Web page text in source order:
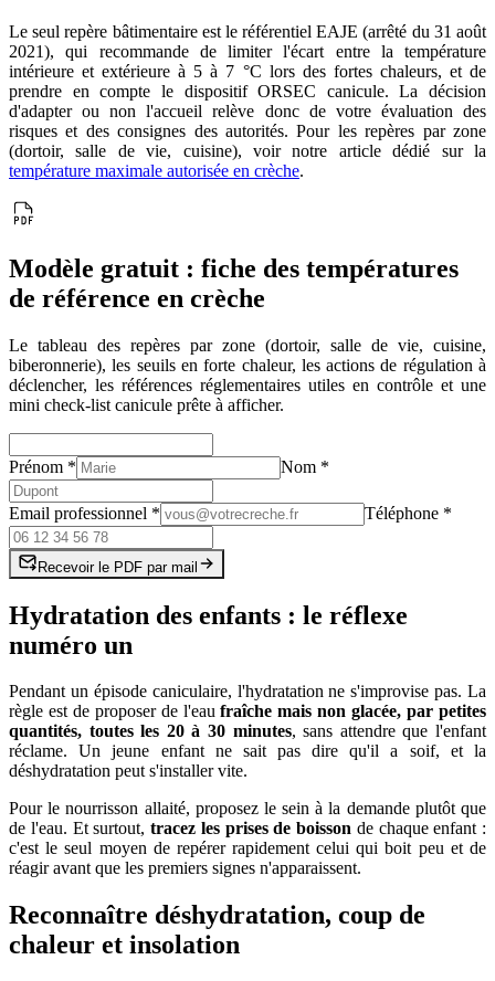
Le seul repère bâtimentaire est le référentiel EAJE (arrêté du 31 août
2021), qui recommande de limiter l'écart entre la température
intérieure et extérieure à 5 à 7 °C lors des fortes chaleurs, et de
prendre en compte le dispositif ORSEC canicule. La décision
d'adapter ou non l'accueil relève donc de votre évaluation des
risques et des consignes des autorités. Pour les repères par zone
(dortoir, salle de vie, cuisine), voir notre article dédié sur la
température maximale autorisée en crèche.
Modèle gratuit : fiche des températures
de référence en crèche
Le tableau des repères par zone (dortoir, salle de vie, cuisine,
biberonnerie), les seuils en forte chaleur, les actions de régulation à
déclencher, les références réglementaires utiles en contrôle et une
mini check-list canicule prête à afficher.
Prénom * Nom *
Email professionnel * Téléphone *
Recevoir le PDF par mail
Hydratation des enfants : le réflexe
numéro un
Pendant un épisode caniculaire, l'hydratation ne s'improvise pas. La
règle est de proposer de l'eaufraîche mais non glacée, par petites
quantités, toutes les 20 à 30 minutes, sans attendre que l'enfant
réclame. Un jeune enfant ne sait pas dire qu'il a soif, et la
déshydratation peut s'installer vite.
Pour le nourrisson allaité, proposez le sein à la demande plutôt que
de l'eau. Et surtout, tracez les prises de boisson de chaque enfant :
c'est le seul moyen de repérer rapidement celui qui boit peu et de
réagir avant que les premiers signes n'apparaissent.
Reconnaître déshydratation, coup de
chaleur et insolation